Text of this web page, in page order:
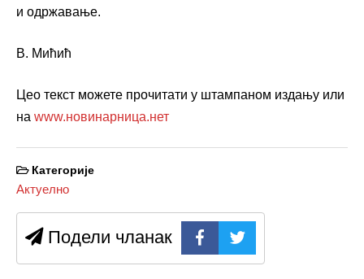
и одржавање.
В. Мићић
Цео текст можете прочитати у штампаном издању или
на www.новинарница.нет
Категорије
Актуелно
Подели чланак